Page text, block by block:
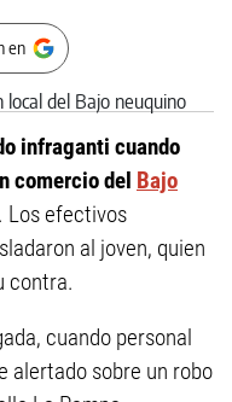
en
infraganti cuando
comercio del Bajo
. Los efectivos
al joven, quien
contra.
cuando personal
alertado sobre un robo